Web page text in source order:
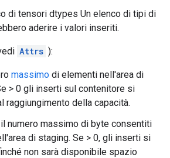
di tensori dtypes Un elenco di tipi di
aderire i valori inseriti.
Attrs ):
massimo di elementi nell'area di
> 0 gli inserti sul contenitore si
raggiungimento della capacità.
numero massimo di byte consentiti
di staging. Se > 0, gli inserti si
non sarà disponibile spazio